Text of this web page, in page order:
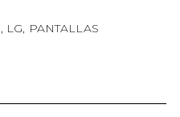
LG PANTALLAS